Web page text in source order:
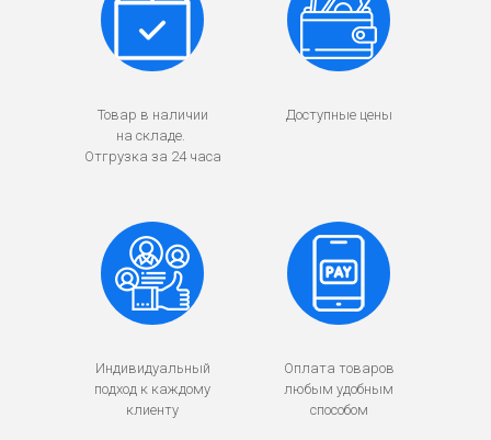
Товар в наличии
на складе.
Отгрузка за 24 часа
Доступные цены
Индивидуальный
подход к каждому
клиенту
Оплата товаров
любым удобным
способом